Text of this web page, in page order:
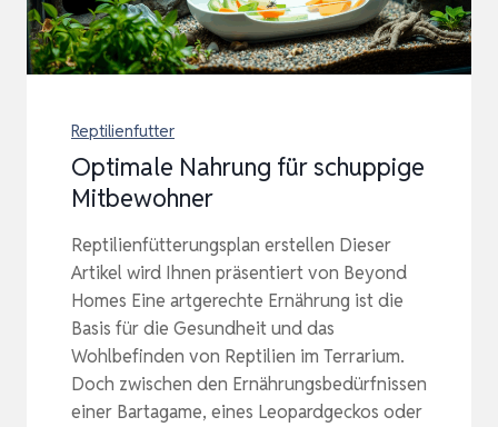
Reptilienfutter
Optimale Nahrung für schuppige
Mitbewohner
Reptilienfütterungsplan erstellen Dieser
Artikel wird Ihnen präsentiert von Beyond
Homes Eine artgerechte Ernährung ist die
Basis für die Gesundheit und das
Wohlbefinden von Reptilien im Terrarium.
Doch zwischen den Ernährungsbedürfnissen
einer Bartagame, eines Leopardgeckos oder